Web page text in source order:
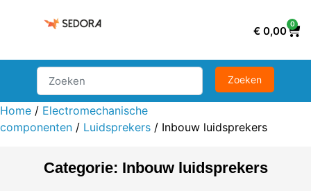
€ 0,00
0
Home / Electromechanische
componenten / Luidsprekers / Inbouw luidsprekers
Categorie: Inbouw luidsprekers